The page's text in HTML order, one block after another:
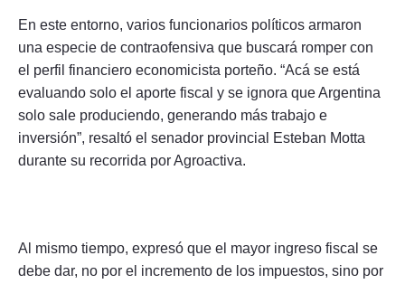
En este entorno, varios funcionarios políticos armaron
una especie de contraofensiva que buscará romper con
el perfil financiero economicista porteño. “Acá se está
evaluando solo el aporte fiscal y se ignora que Argentina
solo sale produciendo, generando más trabajo e
inversión”, resaltó el senador provincial Esteban Motta
durante su recorrida por Agroactiva.
Al mismo tiempo, expresó que el mayor ingreso fiscal se
debe dar, no por el incremento de los impuestos, sino por